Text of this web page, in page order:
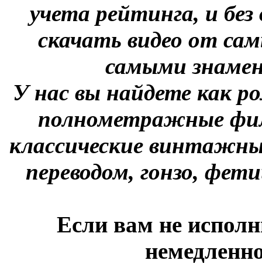
учета рейтинга, и
скачать видео от
самыми
У нас вы найдете как
полнометражные
классические
переводом, гонзо,
Если вам не